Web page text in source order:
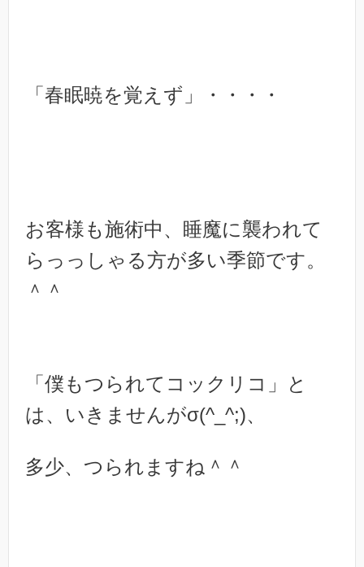
「春眠暁を覚えず」・・・・
お客様も施術中、睡魔に襲われて
らっっしゃる方が多い季節です。
＾＾
「僕もつられてコックリコ」と
は、いきませんがσ(^_^;)、
多少、つられますね＾＾